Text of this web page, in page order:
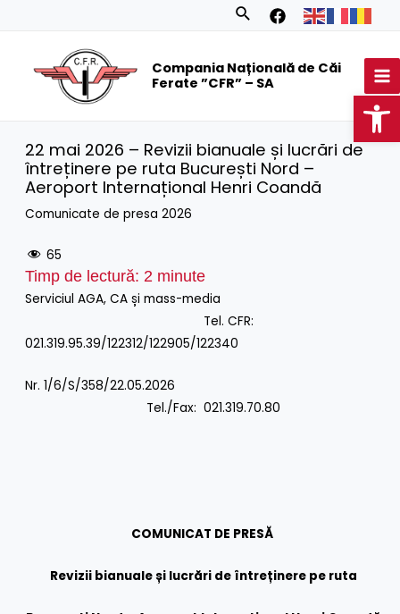
Search
Compania Națională de Căi
Ferate ”CFR” – SA
22 mai 2026 – Revizii bianuale și lucrări de
întreținere pe ruta București Nord –
Aeroport Internațional Henri Coandă
Comunicate de presa 2026
65
Timp de lectură: 2 minute
Serviciul AGA, CA și mass-media
Tel. CFR:
021.319.95.39/122312/122905/122340
Nr. 1/6/S/358/22.05.2026
Tel./Fax: 021.319.70.80
COMUNICAT DE PRESĂ
Revizii bianuale și lucrări de întreținere pe ruta